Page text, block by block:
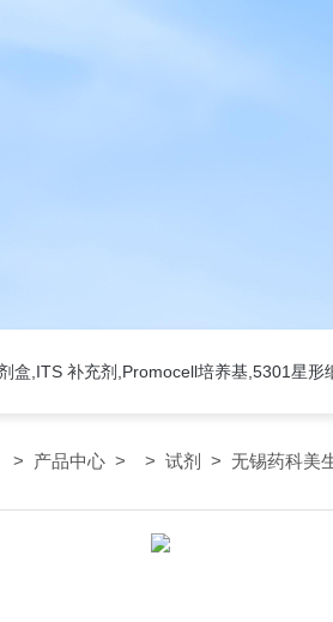
盒,ITS 补充剂,Promocell培养基,5301星形
> 产品中心 > > 试剂 > 无锡药科美